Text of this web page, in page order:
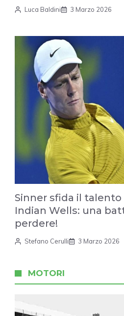
Luca Baldini 3 Marzo 2026
Sinner sfida il talento
Indian Wells: una
perdere!
Stefano Cerulli 3 Marzo 2026
MOTORI